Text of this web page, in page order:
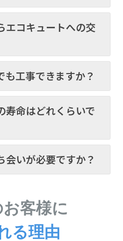
エコキュートへの交
も工事できますか？
寿命はどれくらいで
会いが必要ですか？
客様に
る理由